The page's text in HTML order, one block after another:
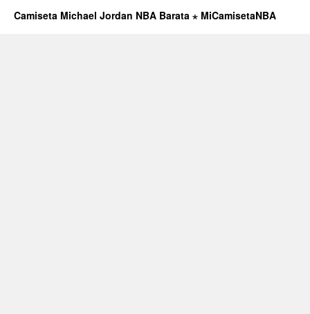
Camiseta Michael Jordan NBA Barata ⋆ MiCamisetaNBA